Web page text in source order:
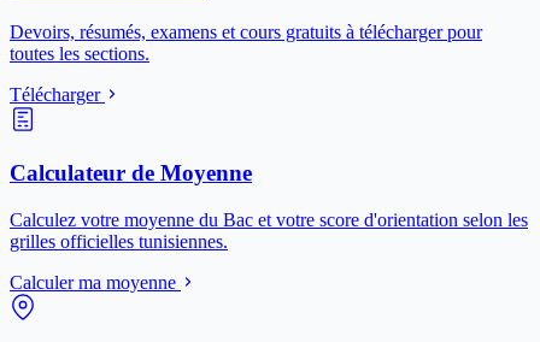
Devoirs, résumés, examens et cours gratuits à télécharger pour
toutes les sections.
Télécharger
Calculateur de Moyenne
Calculez votre moyenne du Bac et votre score d'orientation selon les
grilles officielles tunisiennes.
Calculer ma moyenne